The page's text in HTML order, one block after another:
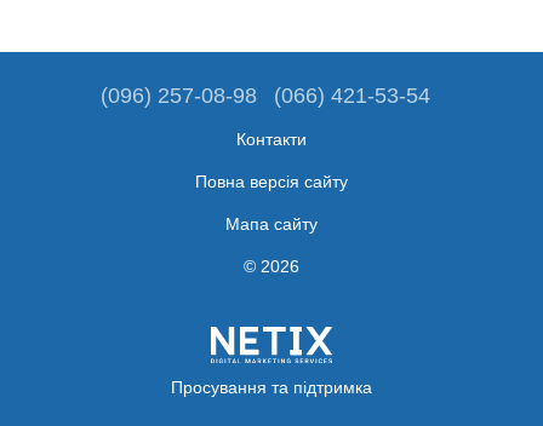
(096) 257-08-98 (066) 421-53-54
Контакти
Повна версія сайту
Мапа сайту
© 2026
Просування та підтримка